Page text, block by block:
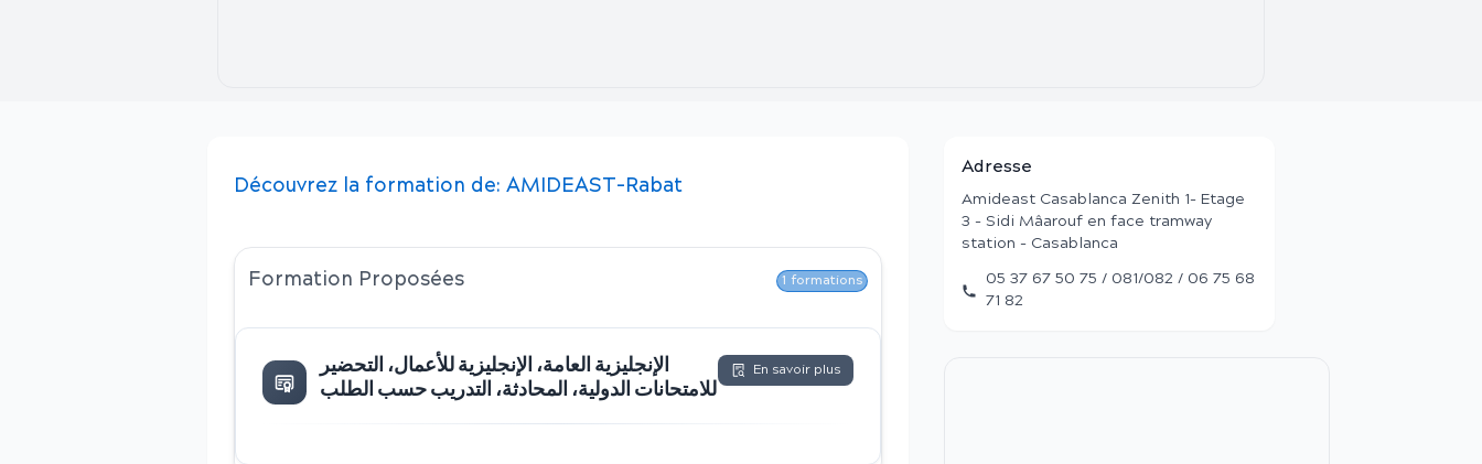
Découvrez la formation de: AMIDEAST-Rabat
Formation Proposées 1 formations
الإنجليزية العامة، الإنجليزية للأعمال، التحضير
للامتحانات الدولية، المحادثة، التدريب حسب الطلب
En savoir plus
Adresse
Amideast Casablanca Zenith 1- Etage
3 - Sidi Mâarouf en face tramway
station - Casablanca
05 37 67 50 75 / 081/082 / 06 75 68
71 82